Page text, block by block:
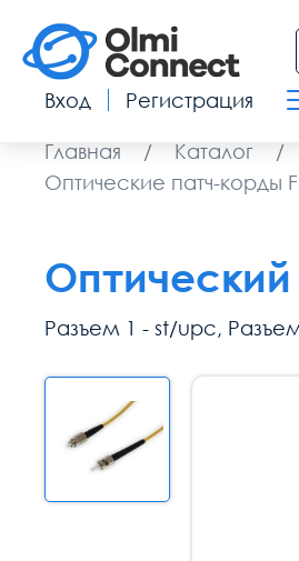
Вход Регистрация
Главная / Каталог /
Оптические патч-корды
Разъем 1 - st/upc,